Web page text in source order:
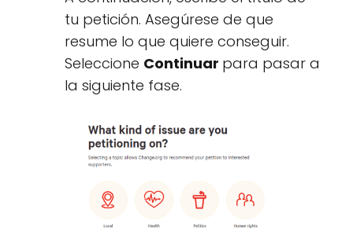
tu petición. Asegúrese de que
resume lo que quiere conseguir.
Seleccione Continuar para pasar a
la siguiente fase.